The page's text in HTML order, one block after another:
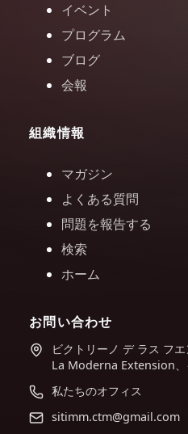
イベント
プログラム
ブログ
会報
組織情報
マガジン
よくある質問
問題を報告する
検索
ホーム
お問い合わせ
ビクトリーノ デ ラス フ
La Moderna Extension、
私たちのオフィス
sitimm.ctm@gmail.com